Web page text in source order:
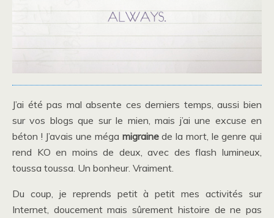
J’ai été pas mal absente ces derniers temps, aussi bien
sur vos blogs que sur le mien, mais j’ai une excuse en
béton ! J’avais une méga migrainede la mort, le genre qui
rend KO en moins de deux, avec des flash lumineux,
toussa toussa. Un bonheur. Vraiment.
Du coup, je reprends petit à petit mes activités sur
Internet, doucement mais sûrement histoire de ne pas